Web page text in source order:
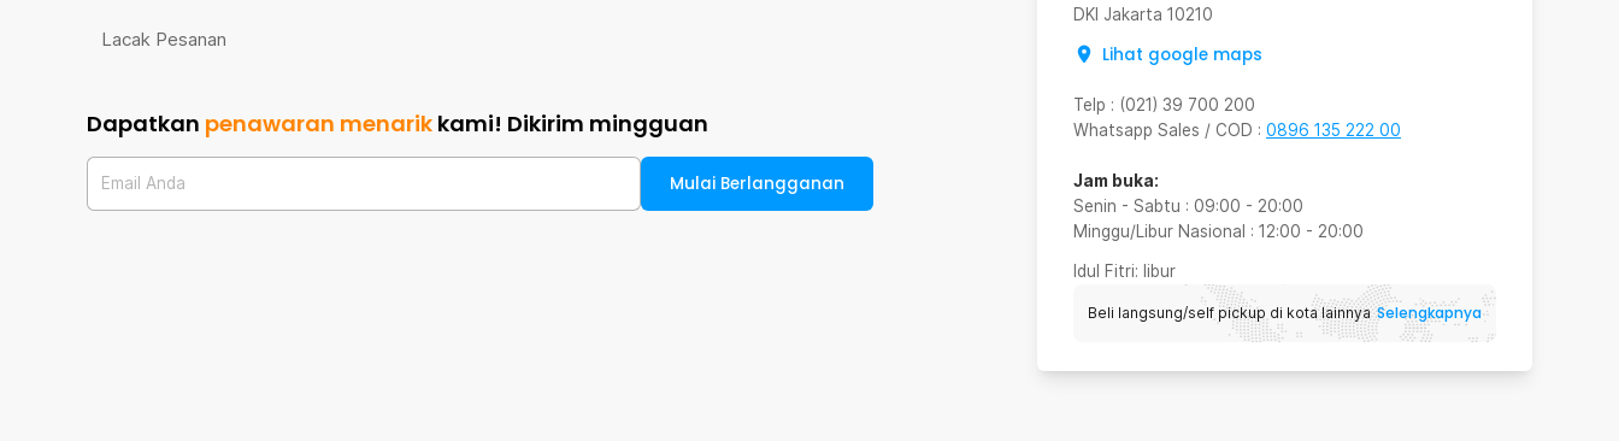
DKI Jakarta 10210
Lihat google maps
Telp : (021) 39 700 200
Whatsapp Sales / COD : 0896 135 222 00
Jam buka:
Senin - Sabtu : 09:00 - 20:00
Minggu/Libur Nasional : 12:00 - 20:00
Idul Fitri: libur
Beli langsung/self pickup di kota lainnya Selengkapnya
Lacak Pesanan
Dapatkan penawaran menarik kami! Dikirim mingguan
Email Anda Mulai Berlangganan